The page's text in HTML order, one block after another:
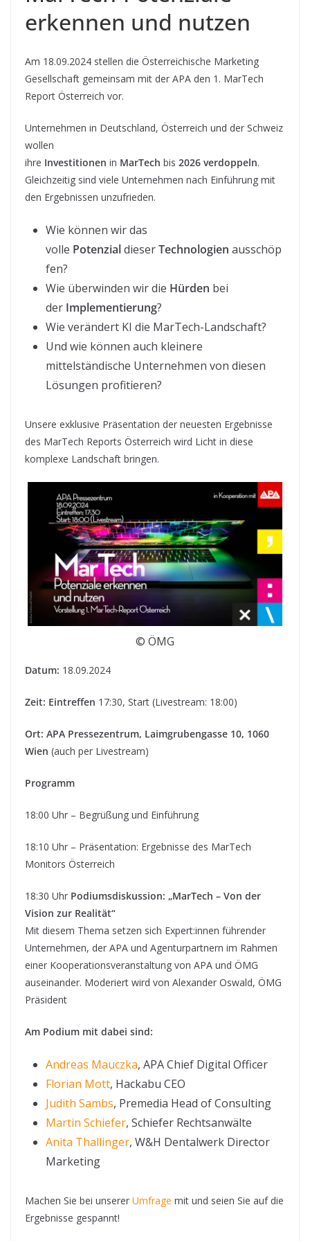
erkennen und nutzen
Am 18.09.2024 stellen die Österreichische Marketing
Gesellschaft gemeinsam mit der APA den 1. MarTech
Report Österreich vor.
Unternehmen in Deutschland, Österreich und der Schweiz
wollen
ihre Investitionen in MarTech bis 2026 verdoppeln.
Gleichzeitig sind viele Unternehmen nach Einführung mit
den Ergebnissen unzufrieden.
Wie können wir das
volle PotenzialdieserTechnologien ausschöp
fen?
Wie überwinden wir die Hürden bei
der Implementierung?
Wie verändert KI die MarTech-Landschaft?
Und wie können auch kleinere
mittelständische Unternehmen von diesen
Lösungen profitieren?
Unsere exklusive Präsentation der neuesten Ergebnisse
des MarTech Reports Österreich wird Licht in diese
komplexe Landschaft bringen.
© ÖMG
Datum: 18.09.2024
Zeit: Eintreffen 17:30, Start (Livestream: 18:00)
Ort: APA Pressezentrum, Laimgrubengasse 10, 1060
Wien (auch per Livestream)
Programm
18:00 Uhr – Begrüßung und Einführung
18:10 Uhr – Präsentation: Ergebnisse des MarTech
Monitors Österreich
18:30 Uhr Podiumsdiskussion: „MarTech – Von der
Vision zur Realität“
Mit diesem Thema setzen sich Expert:innen führender
Unternehmen, der APA und Agenturpartnern im Rahmen
einer Kooperationsveranstaltung von APA und ÖMG
auseinander. Moderiert wird von Alexander Oswald, ÖMG
Präsident
Am Podium mit dabei sind:
Andreas Mauczka, APA Chief Digital Officer
Florian Mott, Hackabu CEO
Judith Sambs, Premedia Head of Consulting
Martin Schiefer, Schiefer Rechtsanwälte
Anita Thallinger, W&H Dentalwerk Director
Marketing
Machen Sie bei unserer Umfrage mit und seien Sie auf die
Ergebnisse gespannt!